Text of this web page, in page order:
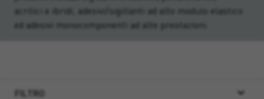
acrilici e ibridi, adesivi/sigillanti ad alto modulo elastico
ed adesivi monocomponenti ad alte prestazioni.
FILTRO